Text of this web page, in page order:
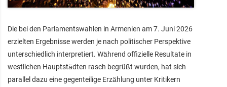
Die bei den Parlamentswahlen in Armenien am 7. Juni 2026
erzielten Ergebnisse werden je nach politischer Perspektive
unterschiedlich interpretiert. Während offizielle Resultate in
westlichen Hauptstädten rasch begrüßt wurden, hat sich
parallel dazu eine gegenteilige Erzählung unter Kritikern